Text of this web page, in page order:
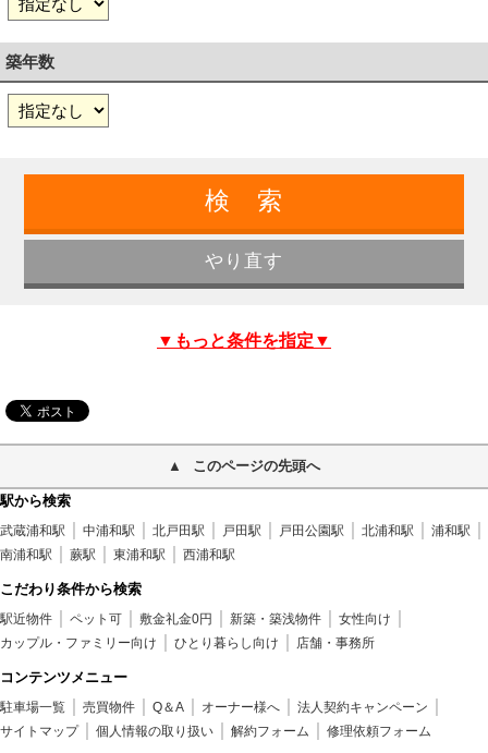
築年数
▼もっと条件を指定▼
このページの先頭へ
駅から検索
武蔵浦和駅 中浦和駅 北戸田駅 戸田駅 戸田公園駅 北浦和駅
浦和駅
南浦和駅
蕨駅 東浦和駅 西浦和駅
こだわり条件から検索
駅近物件 ペット可 敷金礼金0円 新築・築浅物件
女性向け
カップル・ファミリー向け
ひとり暮らし向け 店舗・事務所
コンテンツメニュー
駐車場一覧 売買物件 Q＆A オーナー様へ
法人契約キャンペーン
サイトマップ
個人情報の取り扱い 解約フォーム 修理依頼フォーム